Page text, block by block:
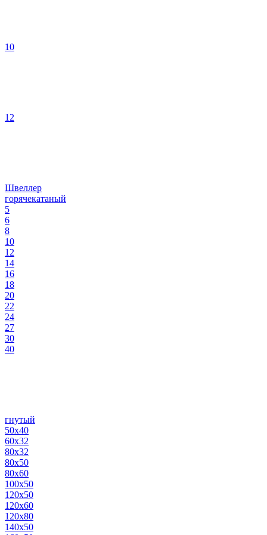
10
12
Швеллер
горячекатаный
5
6
8
10
12
14
16
18
20
22
24
27
30
40
гнутый
50х40
60х32
80х32
80х50
80х60
100х50
120х50
120х60
120х80
140х50